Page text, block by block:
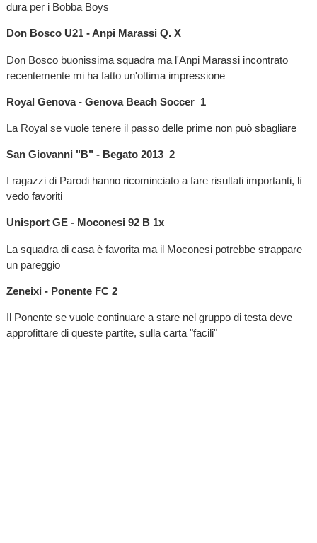
dura per i Bobba Boys
Don Bosco U21 - Anpi Marassi Q. X
Don Bosco buonissima squadra ma l'Anpi Marassi incontrato
recentemente mi ha fatto un'ottima impressione
Royal Genova - Genova Beach Soccer 1
La Royal se vuole tenere il passo delle prime non può sbagliare
San Giovanni "B" - Begato 2013 2
I ragazzi di Parodi hanno ricominciato a fare risultati importanti, lì
vedo favoriti
Unisport GE - Moconesi 92 B 1x
La squadra di casa è favorita ma il Moconesi potrebbe strappare
un pareggio
Zeneixi - Ponente FC 2
Il Ponente se vuole continuare a stare nel gruppo di testa deve
approfittare di queste partite, sulla carta "facili"